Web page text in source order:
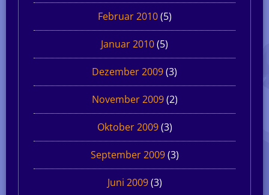
Februar 2010(5)
Januar 2010(5)
Dezember 2009(3)
November 2009(2)
Oktober 2009(3)
September 2009(3)
Juni 2009(3)